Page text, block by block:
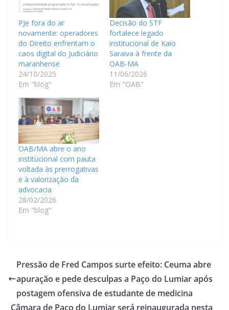
PJe fora do ar
novamente: operadores
do Direito enfrentam o
caos digital do Judiciário
maranhense
24/10/2025
Em "blog"
Decisão do STF
fortalece legado
institucional de Kaio
Saraiva à frente da
OAB-MA
11/06/2026
Em "OAB"
OAB/MA abre o ano
institucional com pauta
voltada às prerrogativas
e à valorização da
advocacia
28/02/2026
Em "blog"
Pressão de Fred Campos surte efeito: Ceuma abre
apuração e pede desculpas a Paço do Lumiar após
postagem ofensiva de estudante de medicina
Câmara de Paço do Lumiar será reinaugurada nesta